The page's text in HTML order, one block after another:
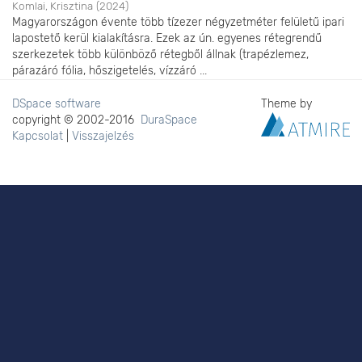
Komlai, Krisztina (2024)
Magyarországon évente több tízezer négyzetméter felületű ipari
lapostető kerül kialakításra. Ezek az ún. egyenes rétegrendű
szerkezetek több különböző rétegből állnak (trapézlemez,
párazáró fólia, hőszigetelés, vízzáró ...
DSpace software
copyright © 2002-2016 DuraSpace
Kapcsolat
Visszajelzés
Theme by